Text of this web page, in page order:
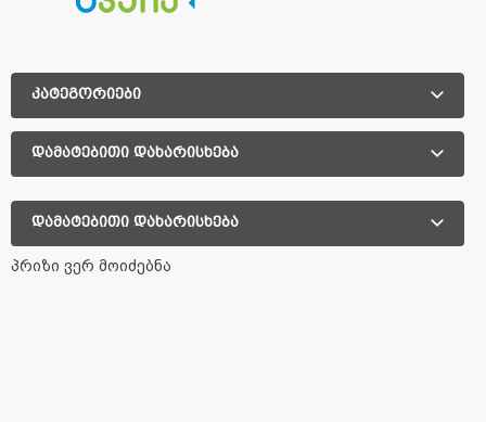
კატეგორიები
დამატებითი დახარისხება
დამატებითი დახარისხება
პრიზი ვერ მოიძებნა